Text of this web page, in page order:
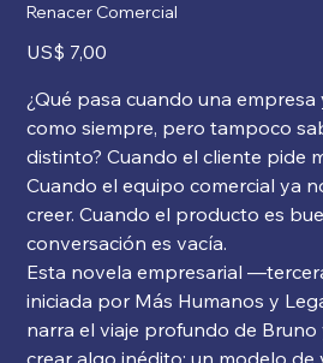
Renacer Comercial
Precio
US$ 7,00
¿Qué pasa cuando una
como siempre, pero tampoco
distinto? Cuando el cliente pide
Cuando el equipo comercial ya
creer. Cuando el producto es
conversación es vacía.
Esta novela empresarial
iniciada por Más Humanos y
narra el viaje profundo de
crear algo inédito: un modelo de